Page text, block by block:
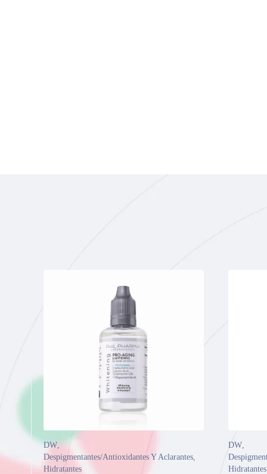
DW,
Despigmentantes/Antioxidantes Y Aclarantes
Hidratantes
DW
Hidratantes